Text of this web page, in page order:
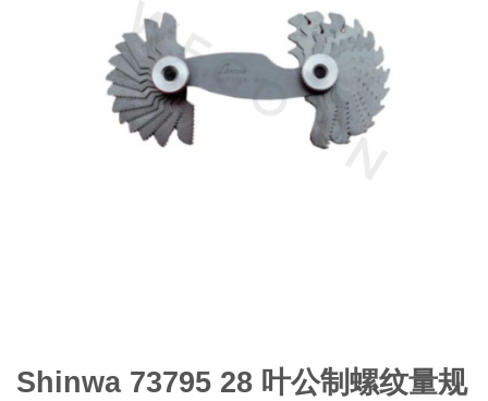
Shinwa 73795 28 叶公制螺纹量规